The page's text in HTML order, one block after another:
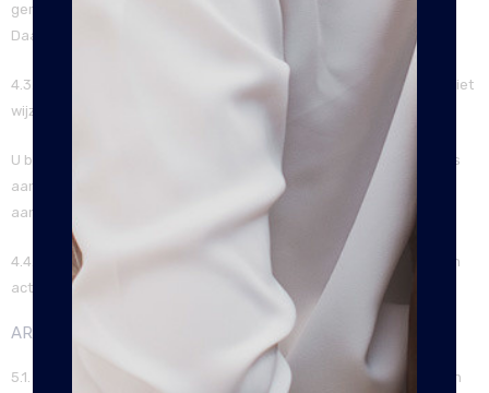
gemeld bij de instanties die daarvan op de hoogte moeten zijn.
Daarnaast wordt er aangifte gedaan bij de politie.
4.3. De prijs die bij het product op de website wordt vermeld, kan niet
wijzigen tijdens uw aankoop.
U betaalt het bedrag dat zichtbaar is bij het product en wat tevens
aan u bevestigd wordt, indien u elektronisch akkoord gaat met de
aankoop. Daarin wordt de aankoopprijs opnieuw vermeld.
4.4. Wanneer u een product koopt tijdens een periode waarin geen
actie geldt, komt u achteraf ook niet in aanmerking voor korting.
ARTIKEL 5 – KLACHTEN EN GARANTIE
5.1. Klachten over de levering dienen in eerste instantie telefonisch